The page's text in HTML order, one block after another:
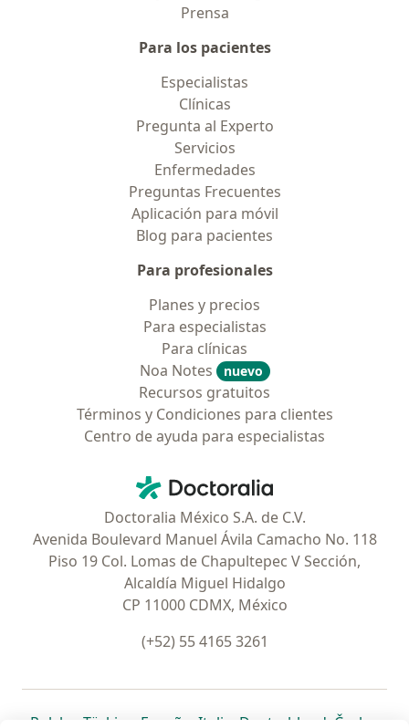
Prensa
Para los pacientes
Especialistas
Clínicas
Pregunta al Experto
Servicios
Enfermedades
Preguntas Frecuentes
Aplicación para móvil
Blog para pacientes
Para profesionales
Planes y precios
Para especialistas
Para clínicas
Noa Notes
nuevo
Recursos gratuitos
Términos y Condiciones para clientes
Centro de ayuda para especialistas
Doctoralia - Página de inicio
Doctoralia México S.A. de C.V.
Avenida Boulevard Manuel Ávila Camacho No. 118
Piso 19 Col. Lomas de Chapultepec V Sección,
Alcaldía Miguel Hidalgo
CP 11000 CDMX, México
(+52) 55 4165 3261
Polska se abre en una nueva pestaña
Türkiye se abre en una nueva pestaña
España se abre en una nueva pestaña
Italia se abre en una nueva
Deutschlandse abre en
Česko